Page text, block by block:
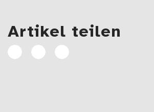
Artikel teilen
ArtikelArtikelE-